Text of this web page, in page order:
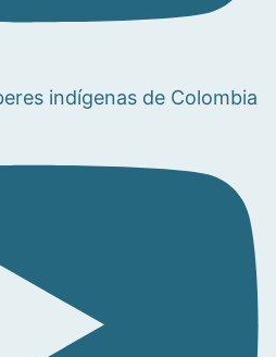
indígenas de Colombia